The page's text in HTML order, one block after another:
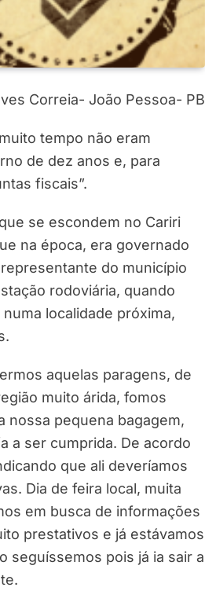
Correia- João Pessoa- PB
tempo não eram
de dez anos e, para
fiscais”.
se escondem no Cariri
na época, era governado
do município
rodoviária, quando
localidade próxima,
aquelas paragens, de
muito árida, fomos
nossa pequena bagagem,
a ser cumprida. De acordo
que ali deveríamos
Dia de feira local, muita
em busca de informações
prestativos e já estávamos
seguíssemos pois já ia sair a